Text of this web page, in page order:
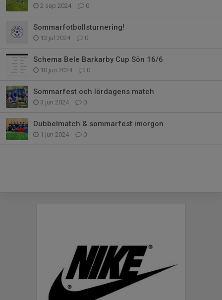
2 sep 2024 0
Sommarfotbollsturnering!
13 jul 2024 0
Schema Bele Barkarby Cup Sön 16/6
10 jun 2024 0
Sommarfest och lördagens match
3 jun 2024 0
Dubbelmatch & sommarfest imorgon
1 jun 2024 0